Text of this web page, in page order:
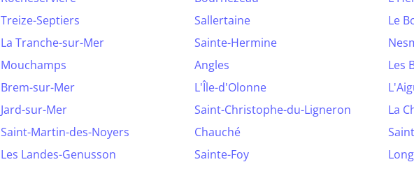
Treize-Septiers Sallertaine
Le
La Tranche-sur-Mer Sainte-Hermine
Mouchamps Angles
Les
Brem-sur-Mer L'Île-d'Olonne
Jard-sur-Mer Saint-Christophe-du-Ligneron
La
Saint-Martin-des-Noyers Chauché
Les Landes-Genusson Sainte-Foy